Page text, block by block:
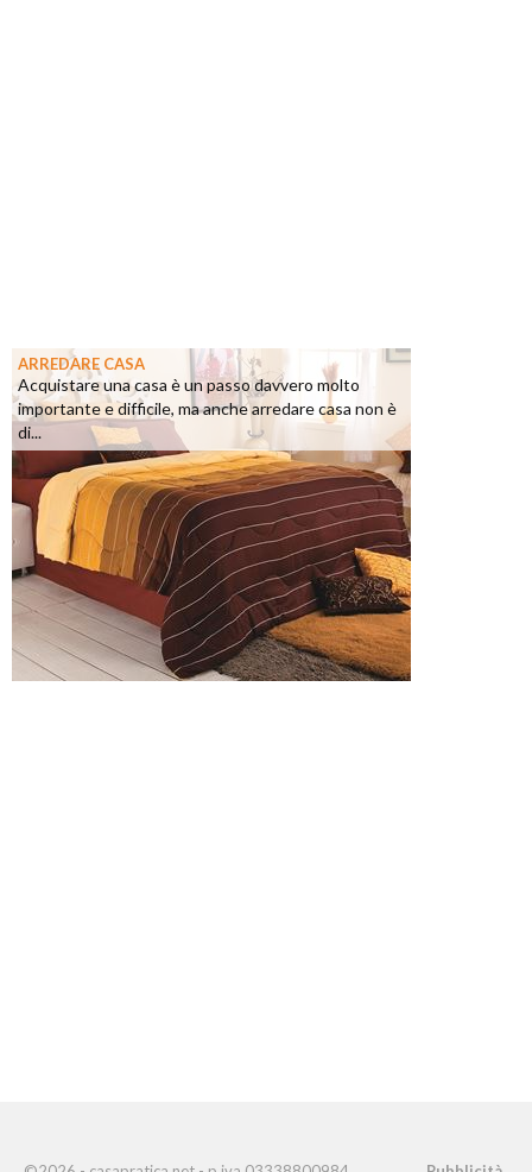
ARREDARE CASA
Acquistare una casa è un passo davvero molto
importante e difficile, ma anche arredare casa non è
di...